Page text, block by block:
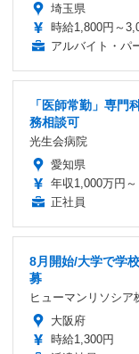
埼玉県
時給1,800円～
アルバイト・パ
「医師常勤」専門
務相談可
光生会病院
愛知県
年収1,000万円～
正社員
8月開始/大学で学
募
ヒューマンリソシア
大阪府
時給1,300円